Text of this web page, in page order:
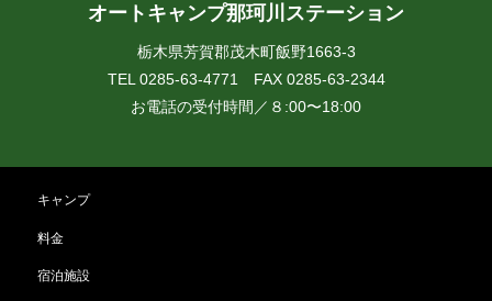
オートキャンプ那珂川ステーション
栃木県芳賀郡茂木町飯野1663-3
TEL 0285-63-4771 FAX 0285-63-2344
お電話の受付時間／８:00〜18:00
キャンプ
料金
宿泊施設